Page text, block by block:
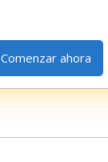
Comenzar ahora